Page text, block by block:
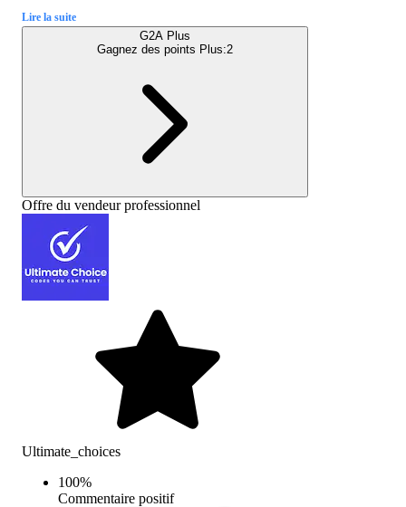
Lire la suite
G2A Plus
Gagnez des points Plus:2
Offre du vendeur professionnel
Ultimate_choices
100%
Commentaire positif